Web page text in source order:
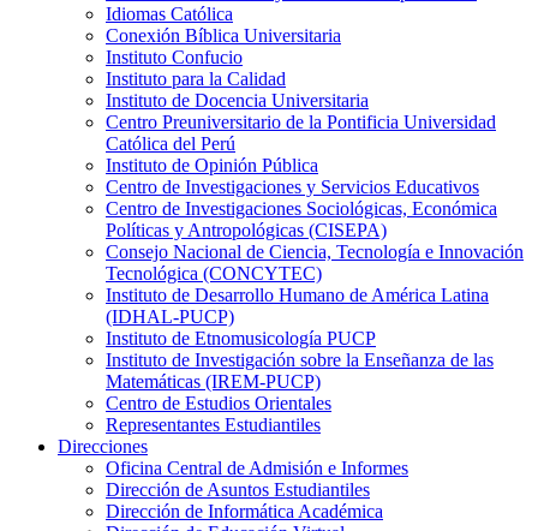
Idiomas Católica
Conexión Bíblica Universitaria
Instituto Confucio
Instituto para la Calidad
Instituto de Docencia Universitaria
Centro Preuniversitario de la Pontificia Universidad
Católica del Perú
Instituto de Opinión Pública
Centro de Investigaciones y Servicios Educativos
Centro de Investigaciones Sociológicas, Económica
Políticas y Antropológicas (CISEPA)
Consejo Nacional de Ciencia, Tecnología e Innovación
Tecnológica (CONCYTEC)
Instituto de Desarrollo Humano de América Latina
(IDHAL-PUCP)
Instituto de Etnomusicología PUCP
Instituto de Investigación sobre la Enseñanza de las
Matemáticas (IREM-PUCP)
Centro de Estudios Orientales
Representantes Estudiantiles
Direcciones
Oficina Central de Admisión e Informes
Dirección de Asuntos Estudiantiles
Dirección de Informática Académica